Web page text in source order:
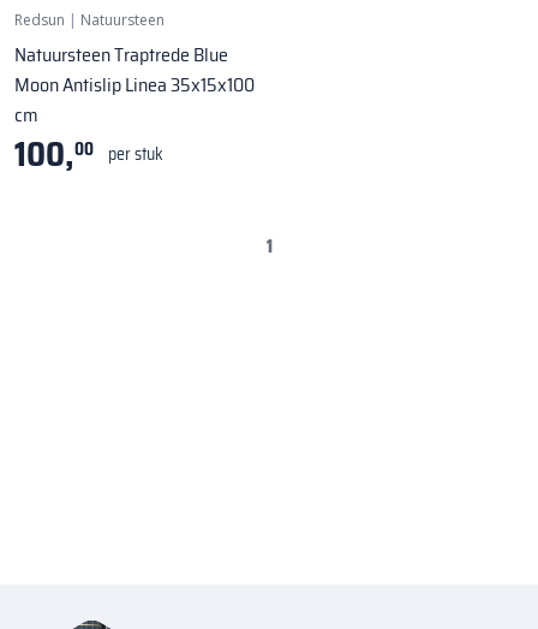
Redsun | Natuursteen
Natuursteen Traptrede Blue
Moon Antislip Linea 35x15x100
cm
100,00 per stuk
1